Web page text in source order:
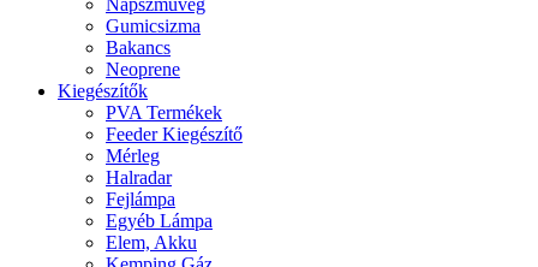
Napszmüveg
Gumicsizma
Bakancs
Neoprene
Kiegészítők
PVA Termékek
Feeder Kiegészítő
Mérleg
Halradar
Fejlámpa
Egyéb Lámpa
Elem, Akku